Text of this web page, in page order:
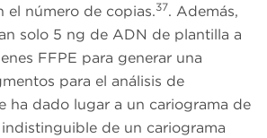
el número de copias.37. Además,
solo 5 ng de ADN de plantilla a
FFPE para generar una
para el análisis de
ha dado lugar a un cariograma de
de un cariograma